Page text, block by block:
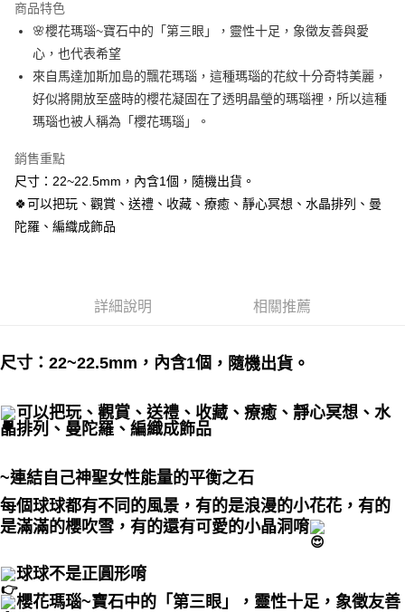
Apple Pay
街口支付
悠遊付
ATM付款
全家取貨付款
每筆NT$80，滿NT$3,000(含以上)免運費
賣家宅配幫您送（台灣）
郵局幫你送（離島）
付款後門市自取
商品特色
🌸櫻花瑪瑙~寶石中的「第三眼」，靈性十足，象徵友善與愛
心，也代表希望
來自馬達加斯加島的飄花瑪瑙，這種瑪瑙的花紋十分奇特美麗，
好似將開放至盛時的櫻花凝固在了透明晶瑩的瑪瑙裡，所以這種
瑪瑙也被人稱為「櫻花瑪瑙」。
銷售重點
尺寸：22~22.5mm，內含1個，隨機出貨。
🍀可以把玩、觀賞、送禮、收藏、療癒、靜心冥想、水晶排列、曼
陀羅、編織成飾品
詳細說明 相關推薦
尺寸：22~22.5mm，內含1個 ，隨機出貨。
可以把玩、觀賞、送禮、收藏、療癒、靜心冥想、水
晶排列、曼陀羅、編織成飾品
~連結自己神聖女性能量的平衡之石
每個球球都有不同的風景，有的是浪漫的小花花，有的
是滿滿的櫻吹雪，有的還有可愛的小晶洞唷
球球不是正圓形唷
櫻花瑪瑙~寶石中的「第三眼」，靈性十足，象徵友善